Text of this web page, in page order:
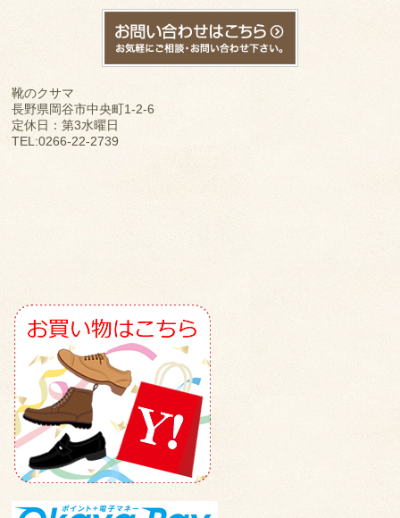
靴のクサマ
長野県岡谷市中央町1-2-6
定休日：第3水曜日
TEL:0266-22-2739